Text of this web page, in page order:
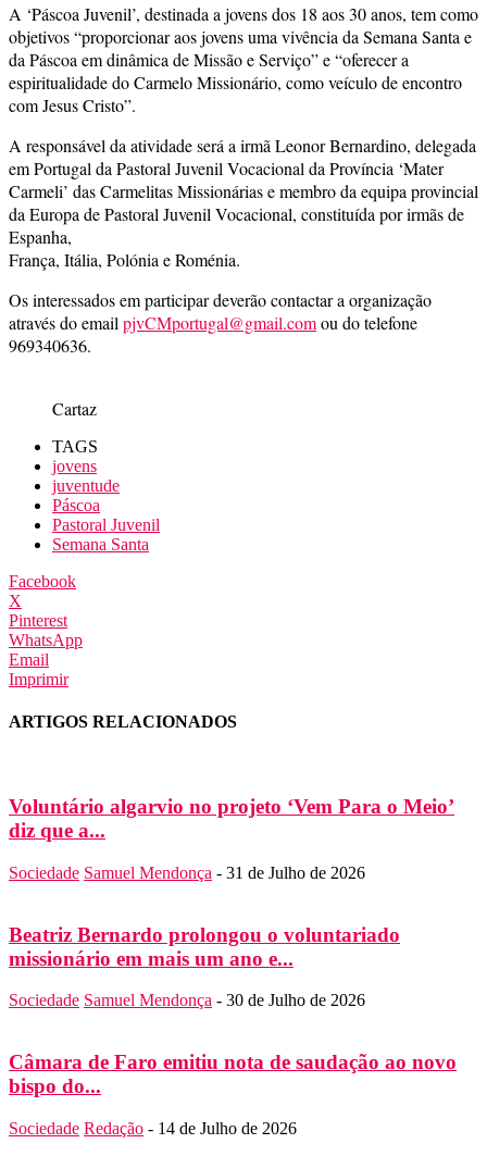
A ‘Páscoa Juvenil’, destinada a jovens dos 18 aos 30 anos, tem como
objetivos “proporcionar aos jovens uma vivência da Semana Santa e
da Páscoa em dinâmica de Missão e Serviço” e “oferecer a
espiritualidade do Carmelo Missionário, como veículo de encontro
com Jesus Cristo”.
A responsável da atividade será a irmã Leonor Bernardino, delegada
em Portugal da Pastoral Juvenil Vocacional da Província ‘Mater
Carmeli’ das Carmelitas Missionárias e membro da equipa provincial
da Europa de Pastoral Juvenil Vocacional, constituída por irmãs de
Espanha,
França, Itália, Polónia e Roménia.
Os interessados em participar deverão contactar a organização
através do email pjvCMportugal@gmail.comou do telefone
969340636.
Cartaz
TAGS
jovens
juventude
Páscoa
Pastoral Juvenil
Semana Santa
Facebook
X
Pinterest
WhatsApp
Email
Imprimir
ARTIGOS RELACIONADOS
Voluntário algarvio no projeto ‘Vem Para o Meio’
diz que a...
Sociedade Samuel Mendonça - 31 de Julho de 2026
Beatriz Bernardo prolongou o voluntariado
missionário em mais um ano e...
Sociedade Samuel Mendonça - 30 de Julho de 2026
Câmara de Faro emitiu nota de saudação ao novo
bispo do...
Sociedade Redação - 14 de Julho de 2026